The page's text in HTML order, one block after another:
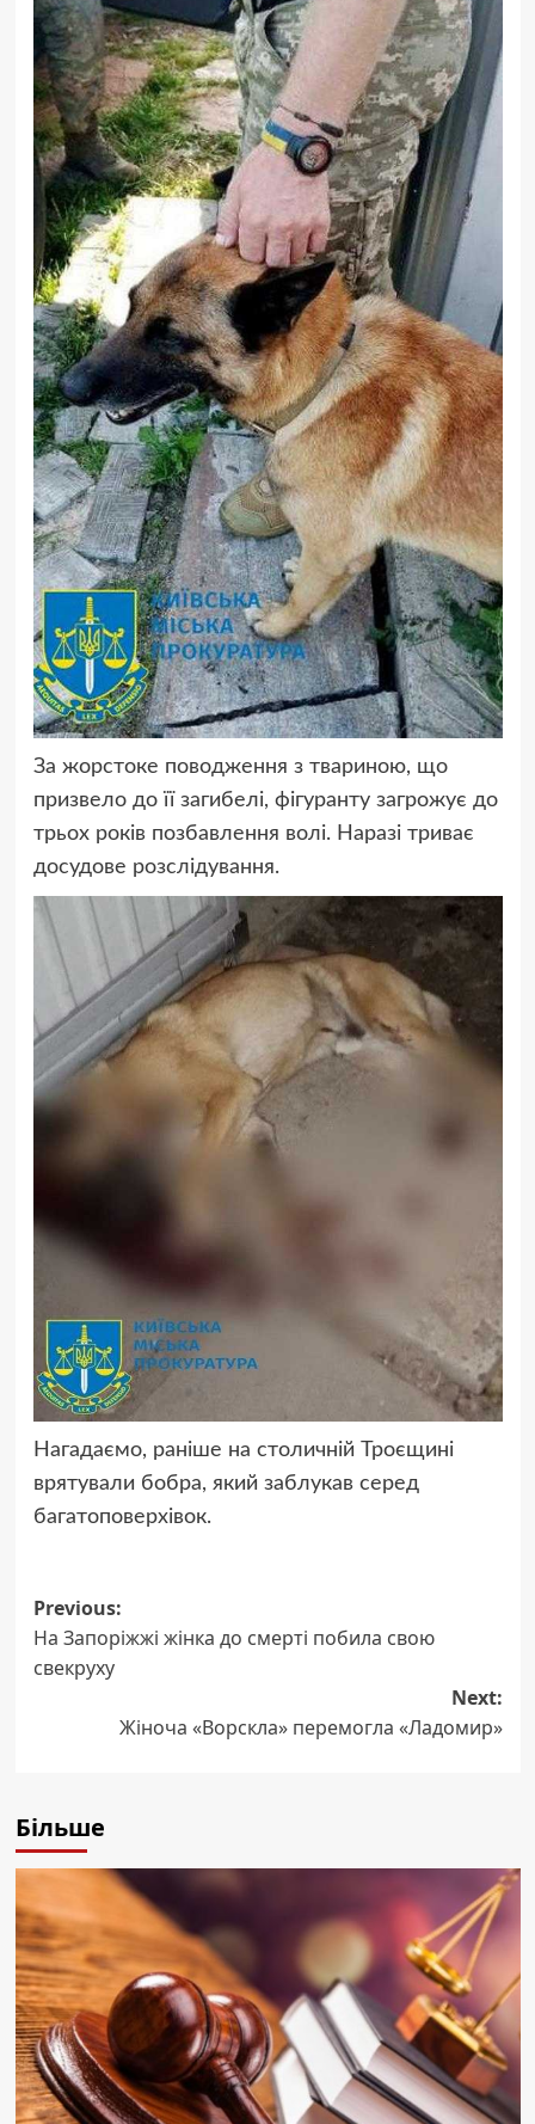
За жорстоке поводження з твариною, що
призвело до її загибелі, фігуранту загрожує до
трьох років позбавлення волі. Наразі триває
досудове розслідування.
Нагадаємо, раніше на столичній Троєщині
врятували бобра, який заблукав серед
багатоповерхівок.
Post
navigation
Previous:
На Запоріжжі жінка до смерті побила свою
свекруху
Next:
Жіноча «Ворскла» перемогла «Ладомир»
Більше